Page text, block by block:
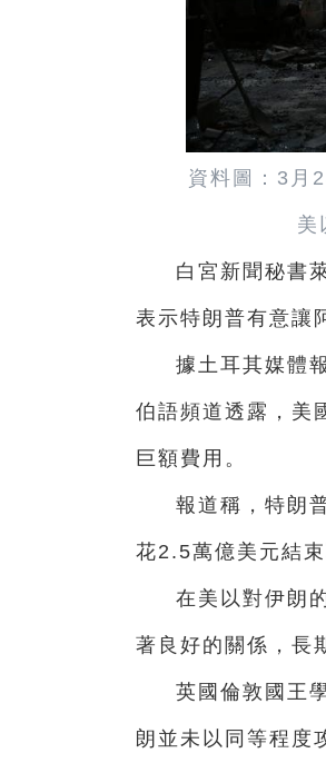
資料圖：3月
美
白宮新聞秘書
表示特朗普有意讓
據土耳其媒體
伯語頻道透露，美
巨額費用。
報道稱，特朗
花2.5萬億美元結
在美以對伊朗
著良好的關係，長
英國倫敦國王
朗並未以同等程度